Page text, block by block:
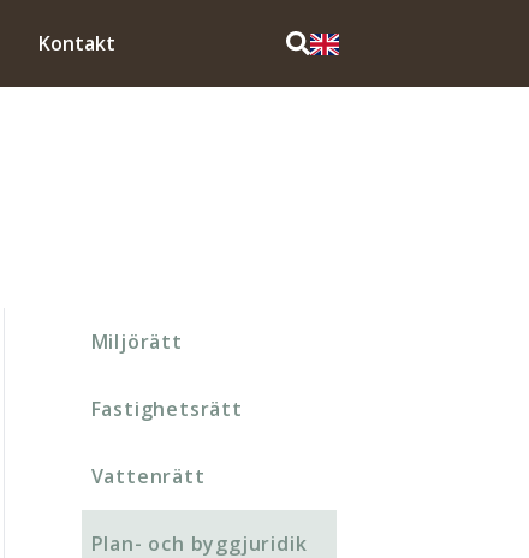
Kontakt
Miljörätt
Fastighetsrätt
Vattenrätt
Plan- och byggjuridik